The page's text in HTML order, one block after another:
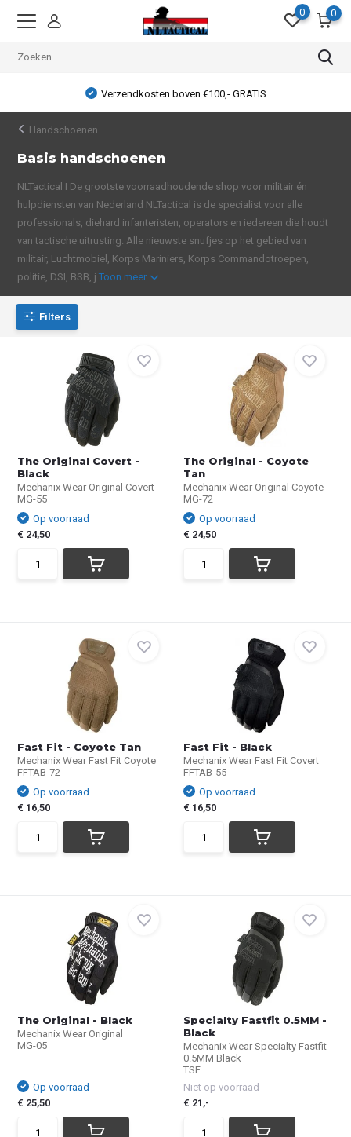
0 0
Verzendkosten boven €100,- GRATIS
Handschoenen
Basis handschoenen
NLTactical I De grootste voorraadhoudende shop voor militair én
hulpdiensten van Nederland NLTactical is de specialist voor alle
professionals, diehard infanteristen, operators en iedereen die houdt
van tactische uitrusting. Alle nieuwste snufjes op het gebied van
militair, Luchtmobiel, Korps Mariniers, Korps Commandotroepen,
politie, DSI, BSB, jToon meer
Filters
The Original Covert -
Black
Mechanix Wear Original Covert
MG-55
Op voorraad
€ 24,50
The Original - Coyote
Tan
Mechanix Wear Original Coyote
MG-72
Op voorraad
€ 24,50
Fast Fit - Coyote Tan
Mechanix Wear Fast Fit Coyote
FFTAB-72
Op voorraad
€ 16,50
Fast Fit - Black
Mechanix Wear Fast Fit Covert
FFTAB-55
Op voorraad
€ 16,50
The Original - Black
Mechanix Wear Original
MG-05
Op voorraad
€ 25,50
Specialty Fastfit 0.5MM -
Black
Mechanix Wear Specialty Fastfit
0.5MM Black
TSF...
Niet op voorraad
€ 21,-